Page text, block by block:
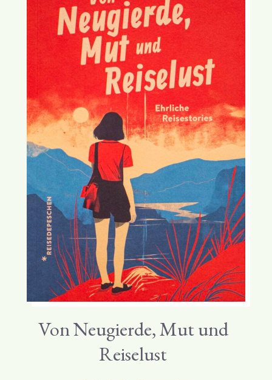
Von Neugierde, Mut und
Reiselust